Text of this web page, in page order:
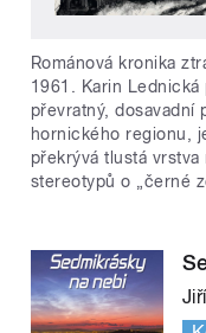
Románová kronika
1961. Karin
převratný, dosavadní
hornického regionu,
překrývá tlustá
stereotypů o „černé